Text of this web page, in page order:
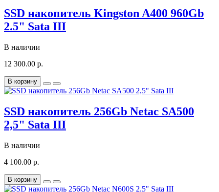
SSD накопитель Kingston A400 960Gb
2.5" Sata III
В наличии
12 300.00 р.
В корзину
SSD накопитель 256Gb Netac SA500
2,5" Sata III
В наличии
4 100.00 р.
В корзину